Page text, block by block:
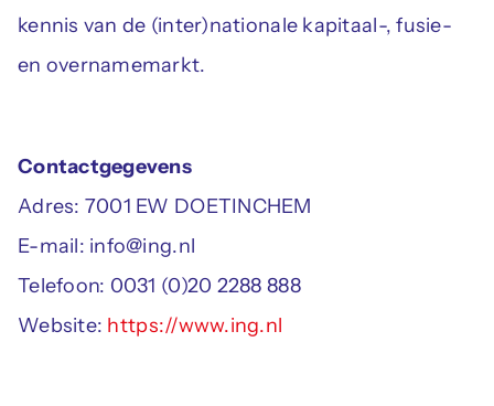
kennis van de (inter)nationale kapitaal-, fusie-
en overnamemarkt.
Contactgegevens
Adres: 7001 EW DOETINCHEM
E-mail: info@ing.nl
Telefoon: 0031 (0)20 2288 888
Website: https://www.ing.nl